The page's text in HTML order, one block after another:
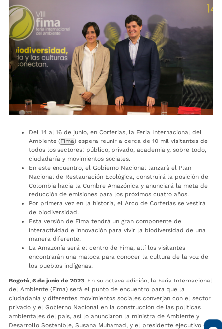
Del 14 al 16 de junio, en Corferias, la Feria Internacional del
Ambiente (Fima) espera reunir a cerca de 10 mil visitantes de
todos los sectores: público, privado, academia y, sobre todo,
ciudadanía y movimientos sociales.
En este encuentro, el Gobierno Nacional lanzará el Plan
Nacional de Restauración Ecológica, construirá la posición de
Colombia hacia la Cumbre Amazónica y anunciará la meta de
reducción de emisiones para los próximos cuatro años.
Por primera vez en la historia, el Arco de Corferias se vestirá
de biodiversidad.
Esta versión de Fima tendrá un gran componente de
interactividad e innovación para vivir la biodiversidad de una
manera diferente.
La Amazonía será el centro de Fima, allí los visitantes
encontrarán una maloca para conocer la cultura de la voz de
los pueblos indígenas.
Bogotá, 6 de junio de 2023. En su octava edición, la Feria Internacional
del Ambiente (Fima) será el punto de encuentro para que la
ciudadanía y diferentes movimientos sociales converjan con el sector
privado y el Gobierno Nacional en la construcción de las políticas
ambientales del país, así lo anunciaron la ministra de Ambiente y
Desarrollo Sostenible, Susana Muhamad, y el presidente ejecutivo de